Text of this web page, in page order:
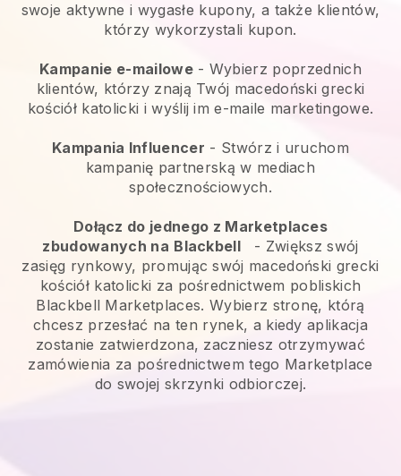
swoje aktywne i wygasłe kupony, a także klientów,
którzy wykorzystali kupon.
Kampanie e-mailowe- Wybierz poprzednich
klientów, którzy znają Twój macedoński grecki
kościół katolicki i wyślij im e-maile marketingowe.
Kampania Influencer - Stwórz i uruchom
kampanię partnerską w mediach
społecznościowych.
Dołącz do jednego z Marketplaces
zbudowanych na Blackbell - Zwiększ swój
zasięg rynkowy, promując swój macedoński grecki
kościół katolicki za pośrednictwem pobliskich
Blackbell Marketplaces. Wybierz stronę, którą
chcesz przesłać na ten rynek, a kiedy aplikacja
zostanie zatwierdzona, zaczniesz otrzymywać
zamówienia za pośrednictwem tego Marketplace
do swojej skrzynki odbiorczej.